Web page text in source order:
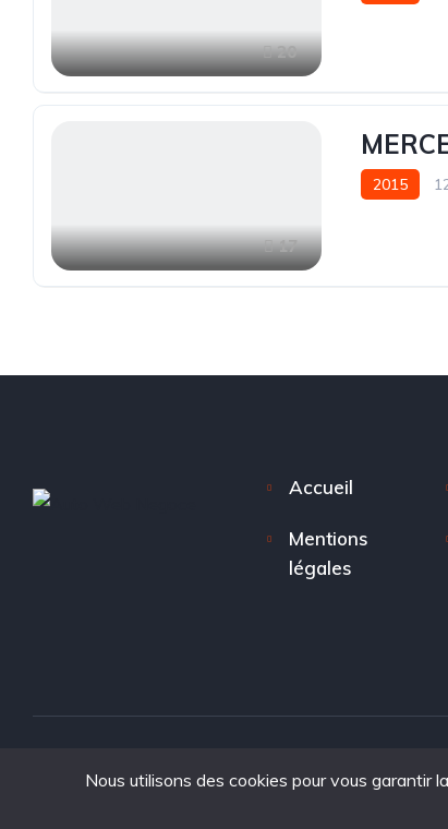
20
17
2015
Accueil
Mentions
légales
Copyright © 2025. tous droits réservés à Auto Web
Nous utilisons des cookies pour vous garantir